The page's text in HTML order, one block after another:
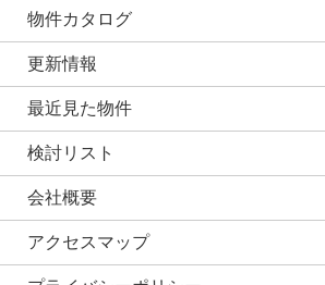
物件カタログ
更新情報
最近見た物件
検討リスト
会社概要
アクセスマップ